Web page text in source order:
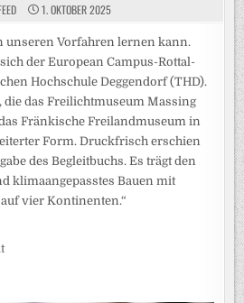
1. OKTOBER 2025
unseren Vorfahren lernen kann.
der European Campus-Rottal-
Hochschule Deggendorf (THD).
die das Freilichtmuseum Massing
Fränkische Freilandmuseum in
Form. Druckfrisch erschien
des Begleitbuchs. Es trägt den
klimaangepasstes Bauen mit
vier Kontinenten.“